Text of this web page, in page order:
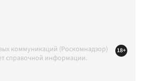
коммуникаций (Роскомнадзор)
справочной информации.
18+